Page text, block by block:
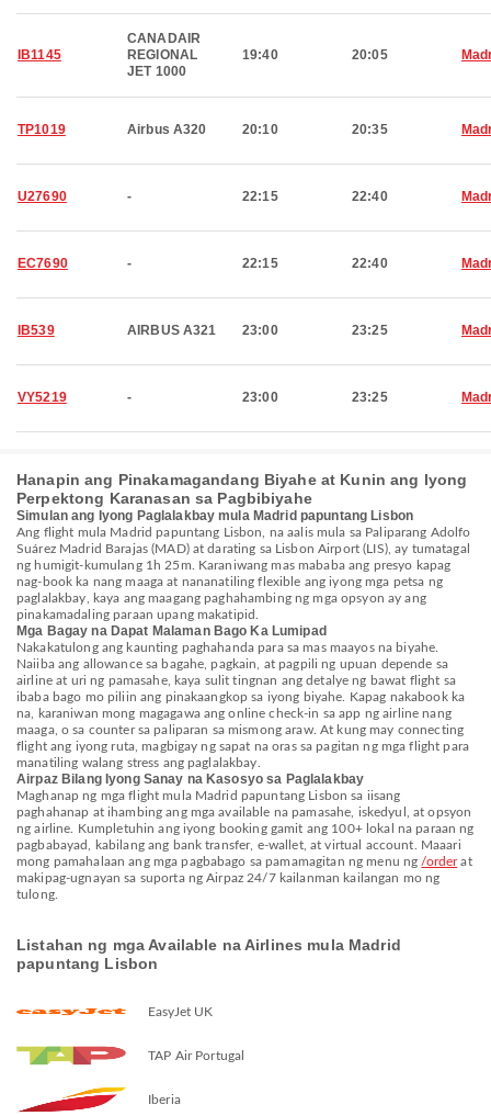
IB1145
CANADAIR
REGIONAL
JET 1000
19:40 20:05
TP1019 Airbus A320 20:10 20:35
U27690 - 22:15 22:40
EC7690 - 22:15 22:40
IB539 AIRBUS A321 23:00 23:25
VY5219 - 23:00 23:25
Hanapin ang Pinakamagandang Biyahe at Kunin ang Iyong
Perpektong Karanasan sa Pagbibiyahe
Simulan ang Iyong Paglalakbay mula Madrid papuntang Lisbon
Ang flight mula Madrid papuntang Lisbon, na aalis mula sa Paliparang Adolfo
Suárez Madrid Barajas (MAD) at darating sa Lisbon Airport (LIS), ay tumatagal
ng humigit-kumulang 1h 25m. Karaniwang mas mababa ang presyo kapag
nag-book ka nang maaga at nananatiling flexible ang iyong mga petsa ng
paglalakbay, kaya ang maagang paghahambing ng mga opsyon ay ang
pinakamadaling paraan upang makatipid.
Mga Bagay na Dapat Malaman Bago Ka Lumipad
Nakakatulong ang kaunting paghahanda para sa mas maayos na biyahe.
Naiiba ang allowance sa bagahe, pagkain, at pagpili ng upuan depende sa
airline at uri ng pamasahe, kaya sulit tingnan ang detalye ng bawat flight sa
ibaba bago mo piliin ang pinakaangkop sa iyong biyahe. Kapag nakabook ka
na, karaniwan mong magagawa ang online check-in sa app ng airline nang
maaga, o sa counter sa paliparan sa mismong araw. At kung may connecting
flight ang iyong ruta, magbigay ng sapat na oras sa pagitan ng mga flight para
manatiling walang stress ang paglalakbay.
Airpaz Bilang Iyong Sanay na Kasosyo sa Paglalakbay
Maghanap ng mga flight mula Madrid papuntang Lisbon sa iisang
paghahanap at ihambing ang mga available na pamasahe, iskedyul, at opsyon
ng airline. Kumpletuhin ang iyong booking gamit ang 100+ lokal na paraan ng
pagbabayad, kabilang ang bank transfer, e-wallet, at virtual account. Maaari
mong pamahalaan ang mga pagbabago sa pamamagitan ng menu ng /orderat
makipag-ugnayan sa suporta ng Airpaz 24/7 kailanman kailangan mo ng
tulong.
Listahan ng mga Available na Airlines mula Madrid
papuntang Lisbon
EasyJet UK
TAP Air Portugal
Iberia